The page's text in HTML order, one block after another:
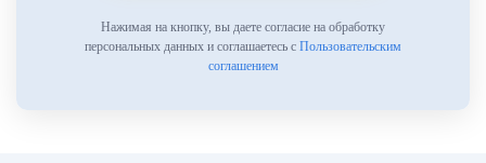
Нажимая на кнопку, вы даете согласие на обработку
персональных данных и соглашаетесь с Пользовательским
соглашением